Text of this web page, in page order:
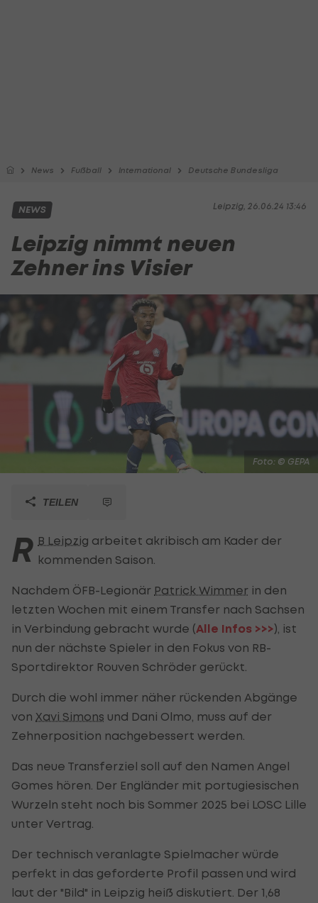
News Fußball International Deutsche Bundesliga
Leipzig, 26.06.24 13:46
NEWS
Leipzig nimmt neuen
Zehner ins Visier
Foto: © GEPA
TEILEN
R B Leipzig arbeitet akribisch am Kader der
kommenden Saison.
Nachdem ÖFB-Legionär Patrick Wimmer in den
letzten Wochen mit einem Transfer nach Sachsen
in Verbindung gebracht wurde (Alle Infos >>>), ist
nun der nächste Spieler in den Fokus von RB-
Sportdirektor Rouven Schröder gerückt.
Durch die wohl immer näher rückenden Abgänge
von Xavi Simons und Dani Olmo, muss auf der
Zehnerposition nachgebessert werden.
Das neue Transferziel soll auf den Namen Angel
Gomes hören. Der Engländer mit portugiesischen
Wurzeln steht noch bis Sommer 2025 bei LOSC Lille
unter Vertrag.
Der technisch veranlagte Spielmacher würde
perfekt in das geforderte Profil passen und wird
laut der "Bild" in Leipzig heiß diskutiert. Der 1,68